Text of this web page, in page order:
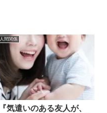
人間関係
『気遣いのある友人が、